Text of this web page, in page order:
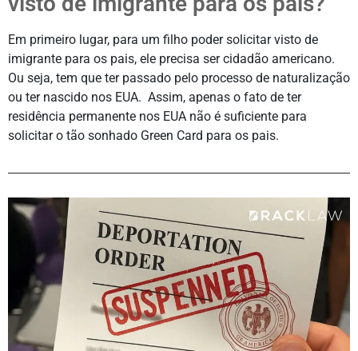
Em primeiro lugar, para um filho poder solicitar visto de
imigrante para os pais, ele precisa ser cidadão americano.
Ou seja, tem que ter passado pelo processo de naturalização
ou ter nascido nos EUA. Assim, apenas o fato de ter
residência permanente nos EUA não é suficiente para
solicitar o tão sonhado Green Card para os pais.